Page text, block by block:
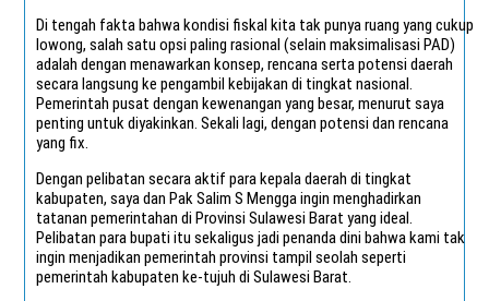
Di tengah fakta bahwa kondisi fiskal kita tak punya ruang yang cukup
lowong, salah satu opsi paling rasional (selain maksimalisasi PAD)
adalah dengan menawarkan konsep, rencana serta potensi daerah
secara langsung ke pengambil kebijakan di tingkat nasional.
Pemerintah pusat dengan kewenangan yang besar, menurut saya
penting untuk diyakinkan. Sekali lagi, dengan potensi dan rencana
yang fix.
Dengan pelibatan secara aktif para kepala daerah di tingkat
kabupaten, saya dan Pak Salim S Mengga ingin menghadirkan
tatanan pemerintahan di Provinsi Sulawesi Barat yang ideal.
Pelibatan para bupati itu sekaligus jadi penanda dini bahwa kami tak
ingin menjadikan pemerintah provinsi tampil seolah seperti
pemerintah kabupaten ke-tujuh di Sulawesi Barat.